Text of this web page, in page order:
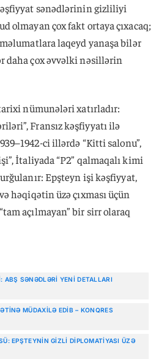
sənədlərinin gizliliyi
olmayan çox fakt ortaya çıxacaq;
laqeyd yanaşa bilər
daha çox əvvəlki nəsillərin
nümunələri xatırladır:
Fransız kəşfiyyatı ilə
ci illərdə “Kitti salonu”,
İtaliyada “P2” qalmaqalı kimi
Epşteyn işi kəşfiyyat,
həqiqətin üzə çıxması üçün
açılmayan” bir sirr olaraq
ABŞ SƏNƏDLƏRI YENI DETALLARI
MÜDAXILƏ EDIB – KONQRES
EPŞTEYNIN GIZLI DIPLOMATIYASI ÜZƏ